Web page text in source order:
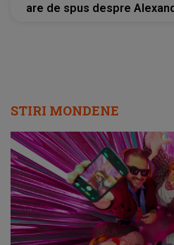
are de spus despre
STIRI MONDENE